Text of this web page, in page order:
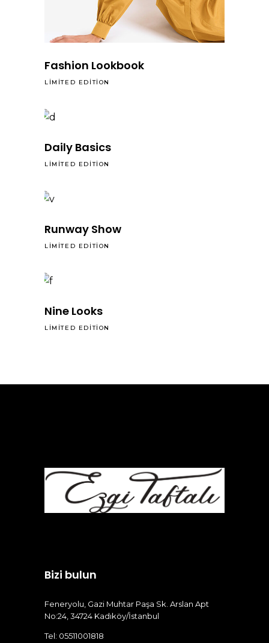
Fashion Lookbook
LIMITED EDITION
Daily Basics
LIMITED EDITION
Runway Show
LIMITED EDITION
Nine Looks
LIMITED EDITION
Bizi bulun
Feneryolu, Gazi Muhtar Paşa Sk. Arslan Apt
No:24, 34724 Kadıköy/İstanbul
Tel: 05511001818